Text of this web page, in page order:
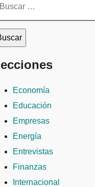
Economía
Educación
Empresas
Energía
Entrevistas
Finanzas
Internacional